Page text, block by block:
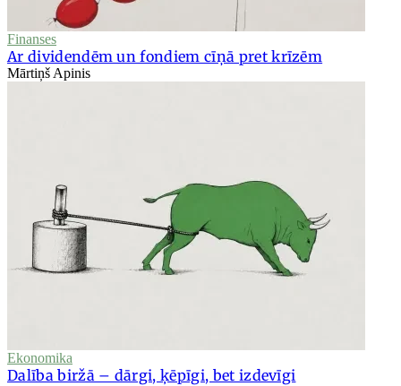
Finanses
Ar dividendēm un fondiem cīņā pret krīzēm
Mārtiņš Apinis
Ekonomika
Dalība biržā – dārgi, ķēpīgi, bet izdevīgi